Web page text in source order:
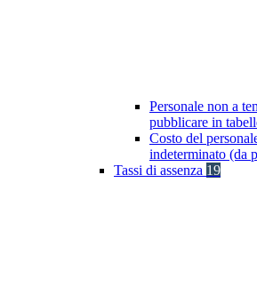
Personale non a
pubblicare in
Costo del
indeterminato (da
Tassi di assenza 19